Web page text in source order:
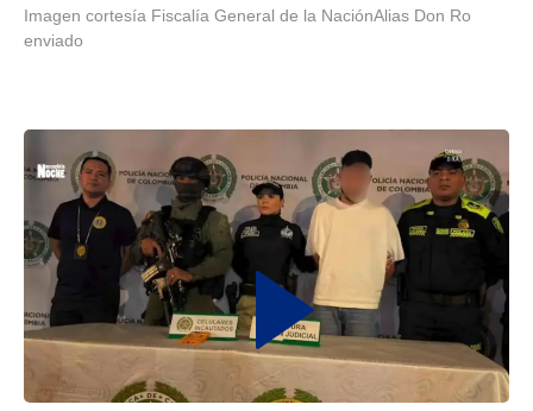
Imagen cortesía Fiscalía General de la NaciónAlias Don Ro
enviado